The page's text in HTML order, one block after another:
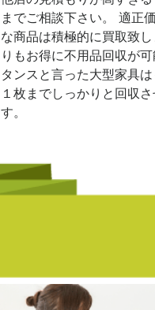
までご相談下さい。 適正
な商品は積極的に買取致
りもお得に不用品回収が
タンスと言った大型家具
１枚までしっかりと回収
す。